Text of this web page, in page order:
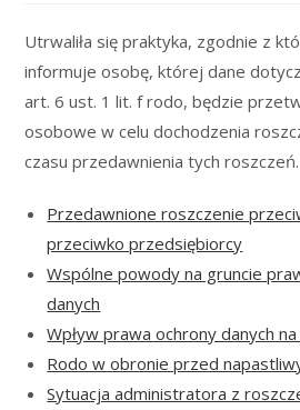
Utrwaliła się praktyka, zgodnie z
informuje osobę, której dane
art. 6 ust. 1 lit. f rodo, będzie
osobowe w celu dochodzenia
czasu przedawnienia tych roszczeń.
Przedawnione roszczenie
przeciwko przedsiębiorcy
Wspólne powody na gruncie
danych
Wpływ prawa ochrony danych
Rodo w obronie przed
Sytuacja administratora z